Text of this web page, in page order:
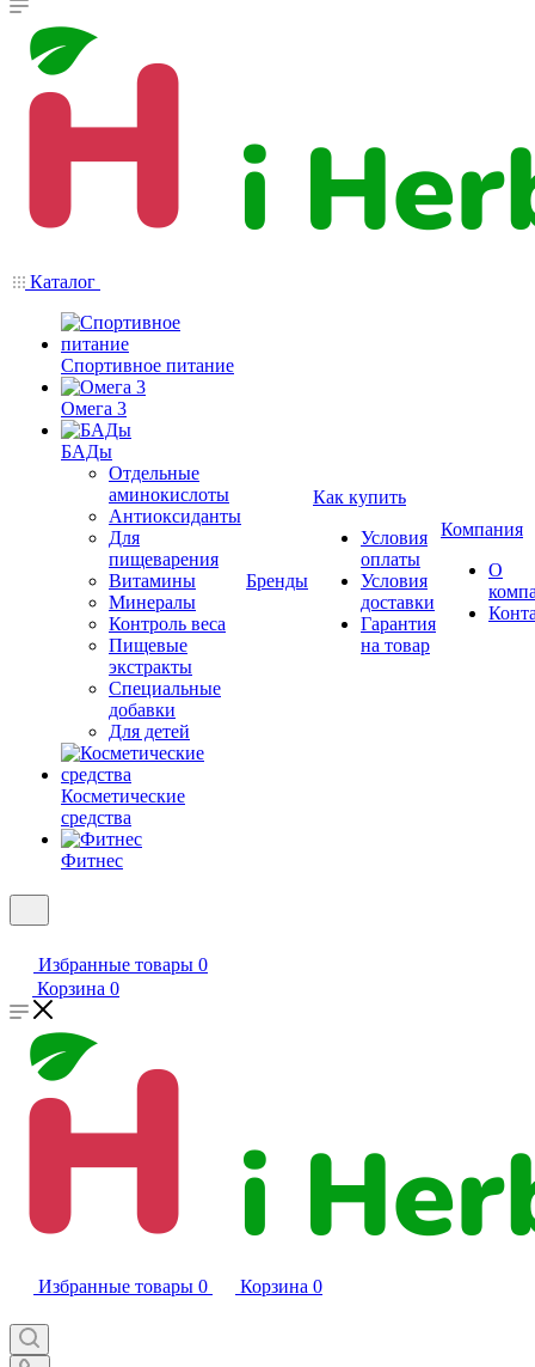
Каталог
Спортивное питание
Омега 3
БАДы
Отдельные
аминокислоты
Антиоксиданты
Для
пищеварения
Витамины
Минералы
Контроль веса
Пищевые
экстракты
Специальные
добавки
Для детей
Косметические
средства
Фитнес
Бренды
Как купить
Условия
оплаты
Условия
доставки
Гарантия
на товар
Компания
О
Избранные товары 0
Корзина 0
Избранные товары 0 Корзина 0